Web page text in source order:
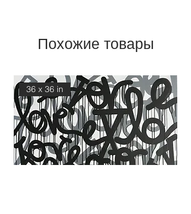
Похожие товары
36 x 36 in